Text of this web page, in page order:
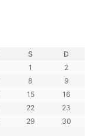
S
D
1
2
8
9
15
16
22
23
29
30